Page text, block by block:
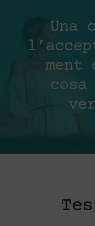
Una
ment